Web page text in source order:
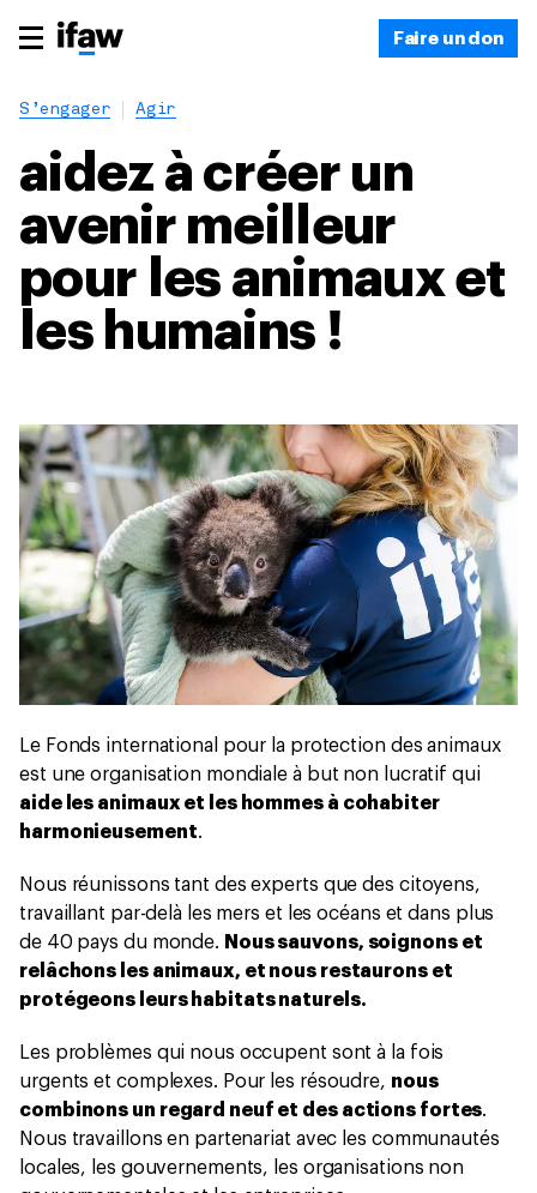
Faire un don
S’engager Agir
aidez à créer un
avenir meilleur
pour les animaux et
les humains !
Le Fonds international pour la protection des animaux
est une organisation mondiale à but non lucratif qui
aide les animaux et les hommes à cohabiter
harmonieusement.
Nous réunissons tant des experts que des citoyens,
travaillant par-delà les mers et les océans et dans plus
de 40 pays du monde. Nous sauvons, soignons et
relâchons les animaux, et nous restaurons et
protégeons leurs habitats naturels.
Les problèmes qui nous occupent sont à la fois
urgents et complexes. Pour les résoudre, nous
combinons un regard neuf et des actions fortes.
Nous travaillons en partenariat avec les communautés
locales, les gouvernements, les organisations non